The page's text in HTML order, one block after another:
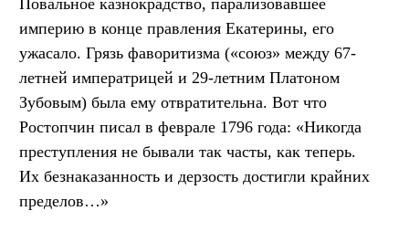
Повальное казнокрадство, парализовавшее
империю в конце правления Екатерины, его
ужасало. Грязь фаворитизма («союз» между 67-
летней императрицей и 29-летним Платоном
Зубовым) была ему отвратительна. Вот что
Ростопчин писал в феврале 1796 года: «Никогда
преступления не бывали так часты, как теперь.
Их безнаказанность и дерзость достигли крайних
пределов…»